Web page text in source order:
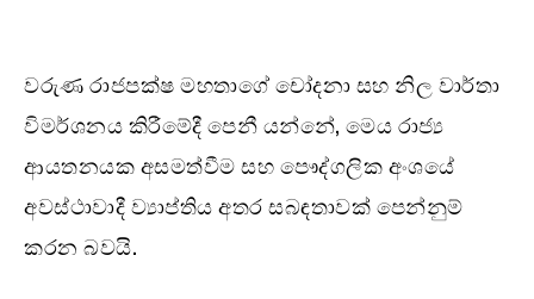
වරුණ රාජපක්ෂ මහතාගේ චෝදනා සහ නිල වාර්තා
විමර්ශනය කිරීමේදී පෙනී යන්නේ, මෙය රාජ්‍ය
ආයතනයක අසමත්වීම සහ පෞද්ගලික අංශයේ
අවස්ථාවාදී ව්‍යාප්තිය අතර සබඳතාවක් පෙන්නුම්
කරන බවයි.